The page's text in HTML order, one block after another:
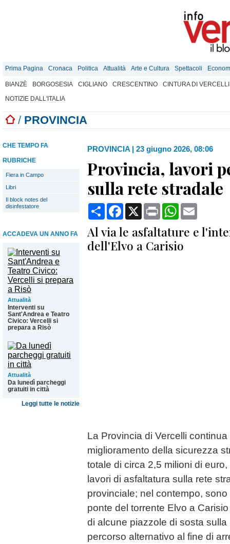
Prima Pagina Cronaca Politica Attualità Arte e Cultura Spettacoli
BIANZÈ BORGOSESIA CIGLIANO CRESCENTINO
CINTURA DI VERCELLI
NOTIZIE DALL'ITALIA
/ PROVINCIA
CHE TEMPO FA
RUBRICHE
Fiera in Campo
Libri
Il block notes del
disinfestatore
ACCADEVA UN ANNO FA
Attualità
Interventi su
Sant'Andrea e Teatro
Civico: Vercelli si
prepara a Risò
Attualità
Da lunedì parcheggi
gratuiti in città
Leggi tutte le notizie
PROVINCIA | 23 giugno 2026, 08:06
Provincia, lavori
sulla rete stradale
CondividiFacebook
X Print WhatsApp
Al via le asfaltature e
dell'Elvo a Carisio
La Provincia di Vercelli
miglioramento della sicurezza
totale di circa 2,5 milioni di
lavori di asfaltatura sulla rete
provinciale; nel contempo,
ponte del torrente Elvo a
di alcune piazzole di sosta
percorso alternativo al fine di